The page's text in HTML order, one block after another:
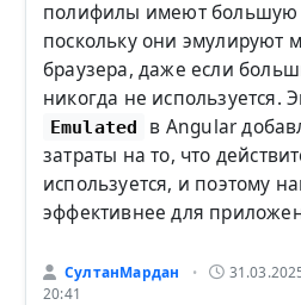
полифилы имеют большую
поскольку они эмулируют
браузера, даже если
никогда не используется.
Emulated
в Angular
затраты на то, что
используется, и поэтому
эффективнее для
СултанМардан •
20:41